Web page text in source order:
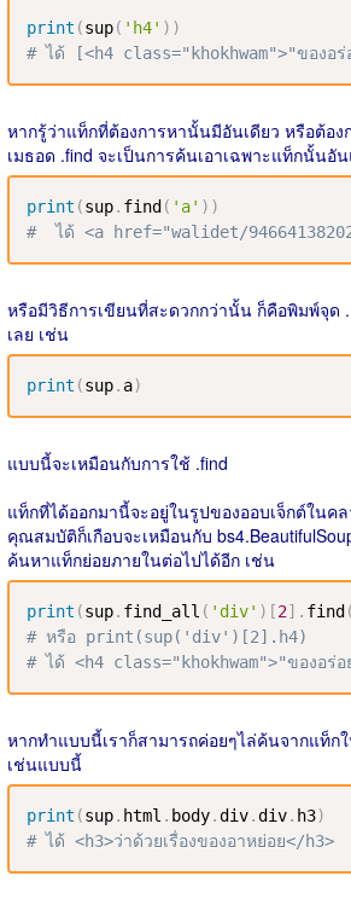
print (sup( 'h4' ) )
# ได้ [<h4 class="khokhwam">"ของอ
หากรู้ว่าแท็กที่ต้องการหานั้นมีอันเดียว หรือต้อง
เมธอด .find จะเป็นการค้นเอาเฉพาะแท็กนั้นอั
print (sup. find ( 'a' ) )
#  ได้ <a href="walidet/
หรือมีวิธีการเขียนที่สะดวกกว่านั้น ก็คือพิมพ์จุ
เลย เช่น
print (sup. a)
แบบนี้จะเหมือนกับการใช้ .find
แท็กที่ได้ออกมานี้จะอยู่ในรูปของออบเจ็กต์ในค
คุณสมบัติก็เกือบจะเหมือนกับ
ค้นหาแท็กย่อยภายในต่อไปได้อีก เช่น
print (sup. find_all ( 'div' ) [2] . find (
# หรือ print(sup('div')[2].h4)
# ได้ <h4 class="khokhwam">"ของอร่
หากทำแบบนี้เราก็สามารถค่อยๆไล่ค้นจากแท็
เช่นแบบนี้
print (sup. html . body.div.div. h3)
# ได้ <h3>ว่าด้วยเรื่องของอาหย่อย</h3>